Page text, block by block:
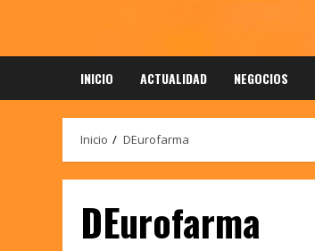
INICIO ACTUALIDAD NEGOCIOS
Inicio DEurofarma
DEurofarma